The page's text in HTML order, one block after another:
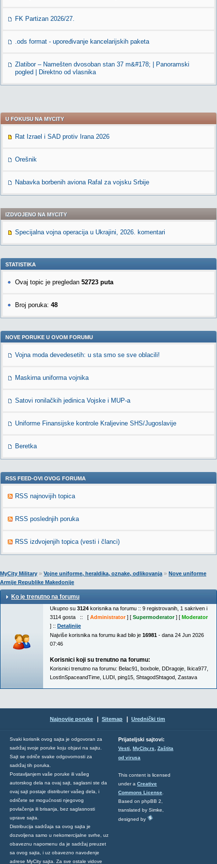
FK Partizan 2026/27.
.ods format - upoređivanje kancelarijskih paketa
Zlatibor – Namešten dvosoban stan 37 m&#178; | Panoramski
pogled | Direktno od vlasnika
U FOKUSU NA MYCITY
Rat Izrael i SAD protiv Irana 2026
Orešnik
Nabavka borbenih aviona Rafal za vojsku Srbije
IZDVOJENO NA MYCITY
Specijalna vojna operacija u Ukrajini, 2026. komentari
STATISTIKA
Ovaj topic je pregledan 52723 puta
Broj poruka: 48
NOVE PORUKE U OVOM FORUMU
Vojna moda devedesetih: u sta smo se sve oblacili!
Maskirna uniforma vojnika
Satovi ronilačkih jedinica Vojske i MUP-a
Uniforme Finansijske kontrole Kraljevine SHS/Jugoslavije
Beretka
RSS FEED-OVI OVOG FORUMA
RSS najnovijih topica
RSS poslednjih poruka
RSS izdvojenjih topica (vesti i članci)
MyCity Military » Vojne uniforme, heraldika, oznake, odlikovanja» Nove uniforme
Armije Republike Makedonije
Ko je trenutno na forumu
Ukupno su 3124 korisnika na forumu :: 9 registrovanih, 1 sakriven i
3114 gosta :: [ Administrator] [ Supermoderator] [ Moderator
] :: Detaljnije
Najviše korisnika na forumu ikad bilo je 16981 - dana 24 Jun 2026
07:46
Korisnici koji su trenutno na forumu:
Korisnici trenutno na forumu: Belac91 boxbole DDragoje Ikica977
LostInSpaceandTime LUDI ping15 ShtagodShtagod Zastava
Najnovije poruke Sitemap Urednički tim
Svaki korisnik ovog sajta je odgovoran za
sadržaj svoje poruke koju objavi na sajtu.
Sajt se odriče svake odgovornosti za
sadržaj tih poruka.
Postavljanjem vaše poruke ili vašeg
autorskog dela na ovaj sajt, saglasni ste da
ovaj sajt postaje distributer vašeg dela, i
odričete se mogućnosti njegovog
povlačenja ili brisanja, bez saglasnosti
uprave sajta.
Distribucija sadržaja sa ovog sajta je
dozvoljena samo u nekomercijalne svrhe, uz
obaveznu napomenu da je sadržaj preuzet
sa ovog sajta, i uz obavezno navođenje
adrese MyCity sajta. Za sve ostale vidove
Prijateljski sajtovi:
Vesti, MyCity.rs, Zaštita
od virusa
This content is licensed
under a Creative
Commons License
Based on phpBB 2,
translated by Simke,
designed by